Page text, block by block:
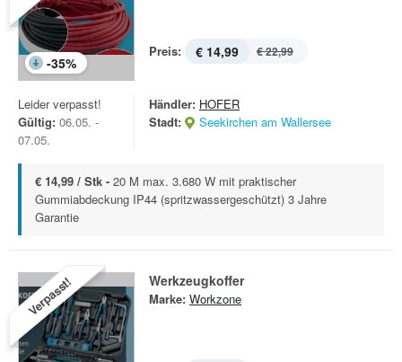
-35%
Preis: € 14,99 € 22,99
Leider verpasst!
Gültig: 06.05. -
07.05.
Händler: HOFER
Stadt:
Seekirchen am Wallersee
€ 14,99 / Stk - 20 M max. 3.680 W mit praktischer
Gummiabdeckung IP44 (spritzwassergeschützt) 3 Jahre
Garantie
Verpasst! Werkzeugkoffer
Marke: Workzone